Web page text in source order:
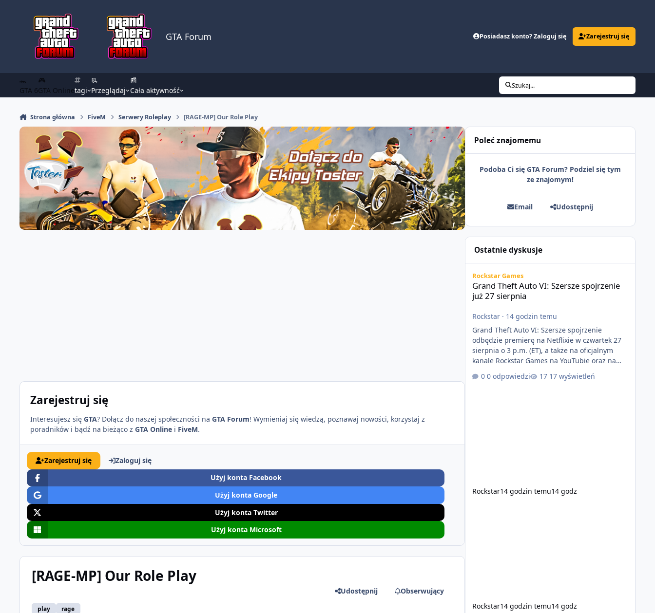
GTA Forum Posiadasz konto? Zaloguj się Zarejestruj się
🐊
GTA 6
🎮
GTA Onlinetagi
📃
Przeglądaj
📰
Cała aktywność
Szukaj...
Strona główna FiveM Serwery Roleplay [RAGE-MP] Our Role Play
Zarejestruj się
Interesujesz się GTA? Dołącz do naszej społeczności na GTA Forum! Wymieniaj się wiedzą, poznawaj nowości, korzystaj z
poradników i bądź na bieżąco z GTA Online i FiveM.
Zarejestruj się
Zaloguj się
Użyj konta Facebook
Użyj konta Google
Użyj konta Twitter
Użyj konta Microsoft
[RAGE-MP] Our Role Play
play rage
Udostępnij Obserwujący
Poleć znajomemu
Podoba Ci się GTA Forum? Podziel się tym
ze znajomym!
Email Udostępnij
Ostatnie dyskusje
Rockstar Games
Grand Theft Auto VI: Szersze spojrzenie
już 27 sierpnia
Rockstar· 14 godzin temu
Grand Theft Auto VI: Szersze spojrzenie
odbędzie premierę na Netflixie w czwartek 27
sierpnia o 3 p.m. (ET), a także na oficjalnym
kanale Rockstar Games na YouTubie oraz na
stronie Grand Theft Auto VI o 9 p.m. (ET) 27
sierpnia. https://netflix.com/GTAVI Grand Theft
0 odpowiedzi 17 wyświetleń
Rockstar14 godzin temu14 godz
Rockstar14 godzin temu14 godz